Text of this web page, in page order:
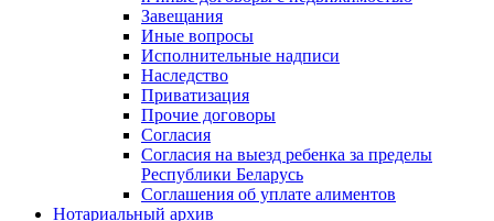
Завещания
Иные вопросы
Исполнительные надписи
Наследство
Приватизация
Прочие договоры
Согласия
Согласия на выезд ребенка за пределы
Республики Беларусь
Соглашения об уплате алиментов
Нотариальный архив